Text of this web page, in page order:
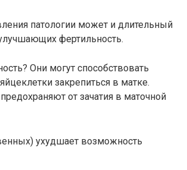
патологии может и длительный
фертильность.
Они могут способствовать
закрепиться в матке.
от зачатия в маточной
ухудшает возможность